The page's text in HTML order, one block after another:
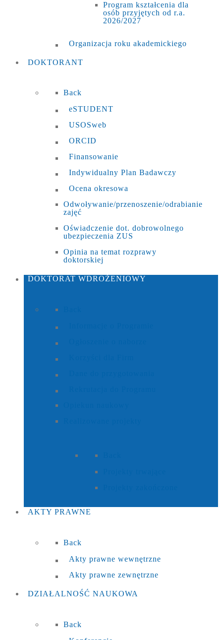
Program kształcenia dla
osób przyjętych od r.a.
2026/2027
Organizacja roku akademickiego
DOKTORANT
Back
eSTUDENT
USOSweb
ORCID
Finansowanie
Indywidualny Plan Badawczy
Ocena okresowa
Odwoływanie/przenoszenie/odrabianie
zajęć
Oświadczenie dot. dobrowolnego
ubezpieczenia ZUS
Opinia na temat rozprawy
doktorskiej
DOKTORAT WDROŻENIOWY
AKTY PRAWNE
Back
Akty prawne wewnętrzne
Akty prawne zewnętrzne
DZIAŁALNOŚĆ NAUKOWA
Back